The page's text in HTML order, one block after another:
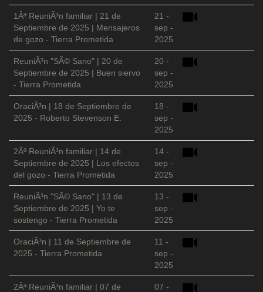
1Âª ReuniÃ³n familiar | 21 de
Septiembre de 2025 | Mensajeros
de gozo - Tierra Prometida
21 -
sep -
2025
ReuniÃ³n "SÃ© Sano" | 20 de
Septiembre de 2025 | Buen siervo
- Tierra Prometida
20 -
sep -
2025
OraciÃ³n | 18 de Septiembre de
2025 - Roberto Stevenson E.
18 -
sep -
2025
2Âª ReuniÃ³n familiar | 14 de
Septiembre de 2025 | Los efectos
del gozo - Tierra Prometida
14 -
sep -
2025
ReuniÃ³n "SÃ© Sano" | 13 de
Septiembre de 2025 | Yo te
sostengo - Tierra Prometida
13 -
sep -
2025
OraciÃ³n | 11 de Septiembre de
2025 - Tierra Prometida
11 -
sep -
2025
2Âª ReuniÃ³n familiar | 07 de 07 -